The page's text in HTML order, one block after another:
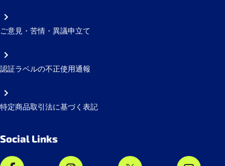
ご意見・苦情・異議申立て
認証ラベルの不正使用通報
特定商品取引法に基づく表記
Social Links